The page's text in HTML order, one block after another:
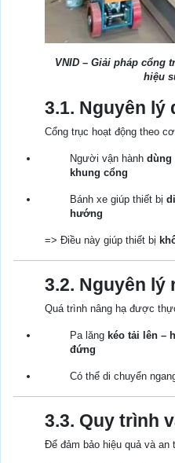
VNID – Giải pháp cổng
hiệu
3.1. Nguyên lý
Cổng trục hoạt động theo
Người vận hành dùng
khung cổng
Bánh xe giúp thiết bị
hướng
=> Điều này giúp thiết bị
3.2. Nguyên lý
Quá trình nâng hạ được
Pa lăng kéo tải lên –
đứng
Có thể di chuyển
3.3. Quy trình
Để đảm bảo hiệu quả và an